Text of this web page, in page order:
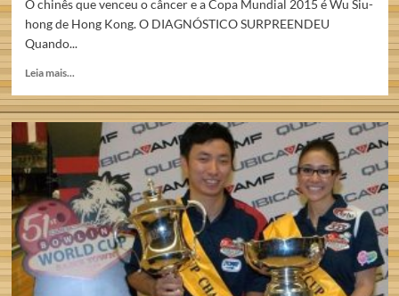
O chinês que venceu o câncer e a Copa Mundial 2015 é Wu Siu-
hong de Hong Kong. O DIAGNÓSTICO SURPREENDEU
Quando...
Leia mais...
about
O
CHINÊS
QUE
VENCEU
O
CÂNCER
E
A
COPA
MUNDIAL